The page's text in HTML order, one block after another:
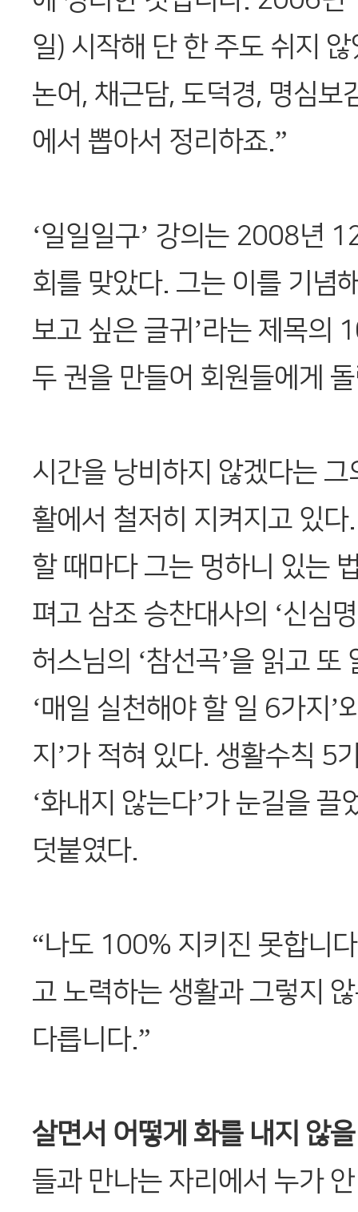
일) 시작해 단 한 주도 쉬지
논어, 채근담, 도덕경, 명심보
에서 뽑아서 정리하죠.”
‘일일일구’ 강의는 2008년
회를 맞았다. 그는 이를 기념
보고 싶은 글귀’라는 제목의
두 권을 만들어 회원들에게
시간을 낭비하지 않겠다는
활에서 철저히 지켜지고 있
할 때마다 그는 멍하니 있는
펴고 삼조 승찬대사의 ‘신심
허스님의 ‘참선곡’을 읽고 또
‘매일 실천해야 할 일 6가지’
지’가 적혀 있다. 생활수칙 5
‘화내지 않는다’가 눈길을 끌
덧붙였다.
“나도 100% 지키진 못합니
고 노력하는 생활과 그렇지
다릅니다.”
살면서 어떻게 화를 내지 않
들과 만나는 자리에서 누가